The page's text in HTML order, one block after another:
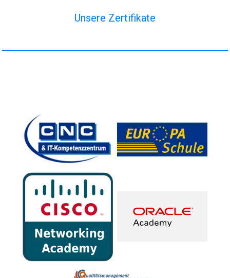
Unsere Zertifikate